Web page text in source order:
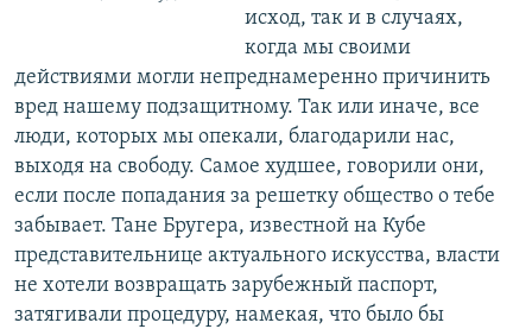
исход, так и в случаях,
когда мы своими
действиями могли непреднамеренно причинить
вред нашему подзащитному. Так или иначе, все
люди, которых мы опекали, благодарили нас,
выходя на свободу. Самое худшее, говорили они,
если после попадания за решетку общество о тебе
забывает. Тане Бругера, известной на Кубе
представительнице актуального искусства, власти
не хотели возвращать зарубежный паспорт,
затягивали процедуру, намекая, что было бы